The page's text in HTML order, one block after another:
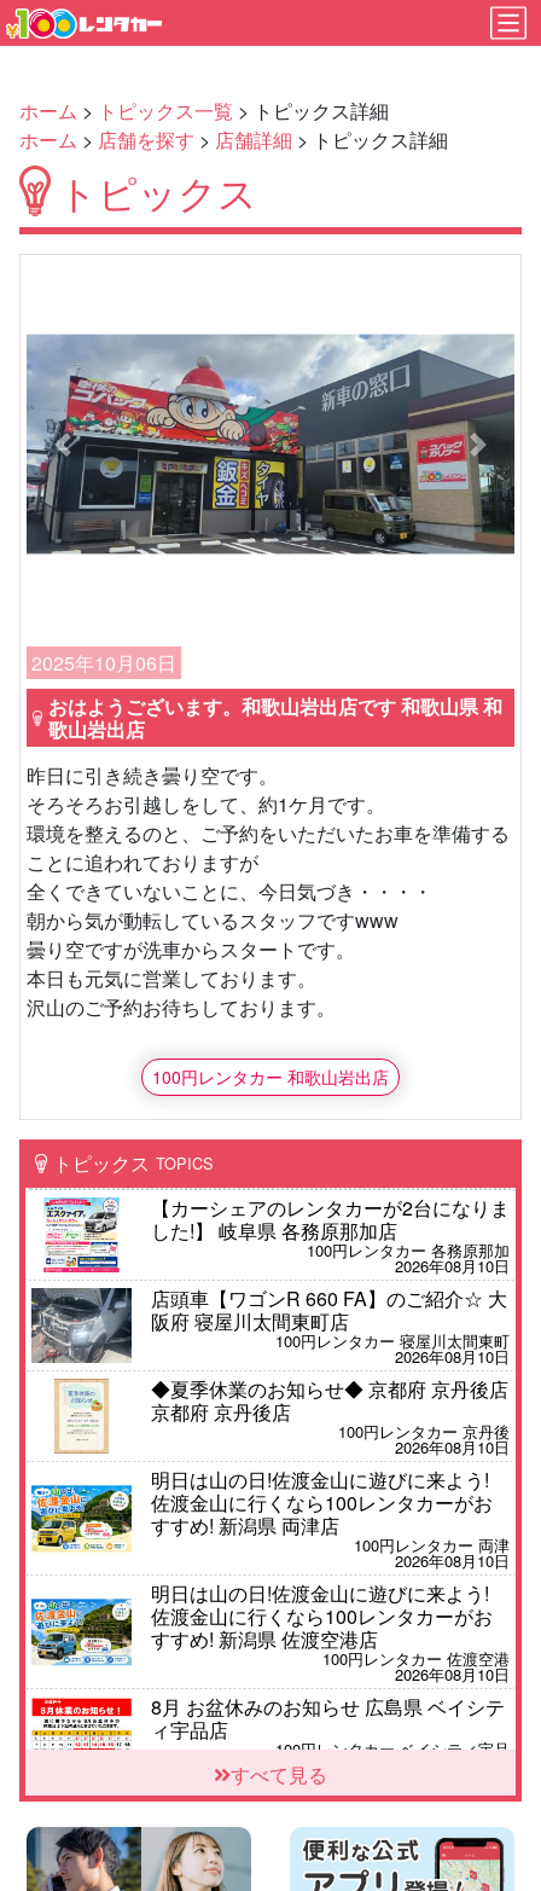
ホーム > トピックス一覧 > トピックス詳細
ホーム > 店舗を探す > 店舗詳細 > トピックス詳細
トピックス
Previous Next
2025年10月06日
おはようございます。和歌山岩出店です 和歌山県 和
歌山岩出店
昨日に引き続き曇り空です。
そろそろお引越しをして、約1ケ月です。
環境を整えるのと、ご予約をいただいたお車を準備する
ことに追われておりますが
全くできていないことに、今日気づき・・・・
朝から気が動転しているスタッフですwww
曇り空ですが洗車からスタートです。
本日も元気に営業しております。
沢山のご予約お待ちしております。
100円レンタカー 和歌山岩出店
トピックス TOPICS
【カーシェアのレンタカーが2台になりま
した!】 岐阜県 各務原那加店
100円レンタカー 各務原那加
2026年08月10日
店頭車【ワゴンR 660 FA】のご紹介☆ 大
阪府 寝屋川太間東町店
100円レンタカー 寝屋川太間東町
2026年08月10日
◆夏季休業のお知らせ◆ 京都府 京丹後店
京都府 京丹後店
100円レンタカー 京丹後
2026年08月10日
明日は山の日!佐渡金山に遊びに来よう!
佐渡金山に行くなら100レンタカーがお
すすめ! 新潟県 両津店
100円レンタカー 両津
2026年08月10日
明日は山の日!佐渡金山に遊びに来よう!
佐渡金山に行くなら100レンタカーがお
すすめ! 新潟県 佐渡空港店
100円レンタカー 佐渡空港
2026年08月10日
8月 お盆休みのお知らせ 広島県 ベイシテ
ィ宇品店
100円レンタカー ベイシティ宇品
本日レンタカー空きあります!! 北海道 札
幌下手稲通り店
100円レンタカー 札幌下手稲通り
2026年08月10日
すべて見る